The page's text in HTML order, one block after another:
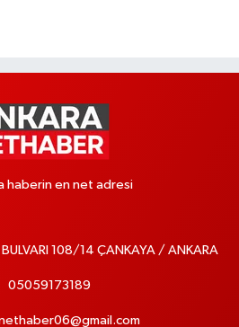
haberin en net adresi
BULVARI 108/14 ÇANKAYA / ANKARA
05059173189